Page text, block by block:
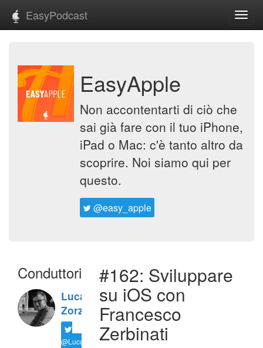
EasyPodcast
EasyApple
Non accontentarti di ciò che
sai già fare con il tuo iPhone,
iPad o Mac: c'è tanto altro da
scoprire. Noi siamo qui per
questo.
@easy_apple
Conduttori
Luca
Zorzi
@LucaTNT
#162: Sviluppare
su iOS con
Francesco
Zerbinati